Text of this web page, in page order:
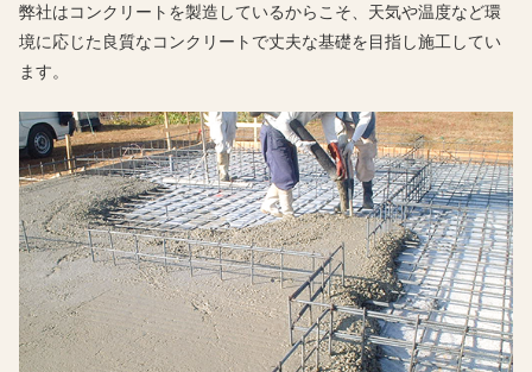
弊社はコンクリートを製造しているからこそ、天気や温度など環
境に応じた良質なコンクリートで丈夫な基礎を目指し施工してい
ます。